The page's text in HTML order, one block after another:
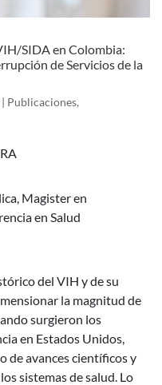
SIDA en Colombia:
de Servicios de la
| Publicaciones,
Magister en
en Salud
del VIH y de su
la magnitud de
surgieron los
en Estados Unidos,
de avances científicos y
sistemas de salud. Lo